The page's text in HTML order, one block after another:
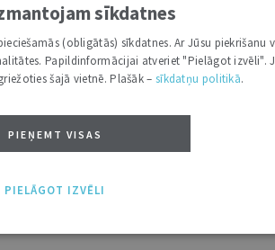
drošību kopumā,
varēs
...
sīkdatnes
(obligātās) sīkdatnes. Ar Jūsu piekrišanu
Papildinformācijai atveriet "Pielāgot izvēli".
šajā vietnē. Plašāk – sīkdatņu politikā.
PIEŅEMT VISAS
PIELĀGOT IZVĒLI